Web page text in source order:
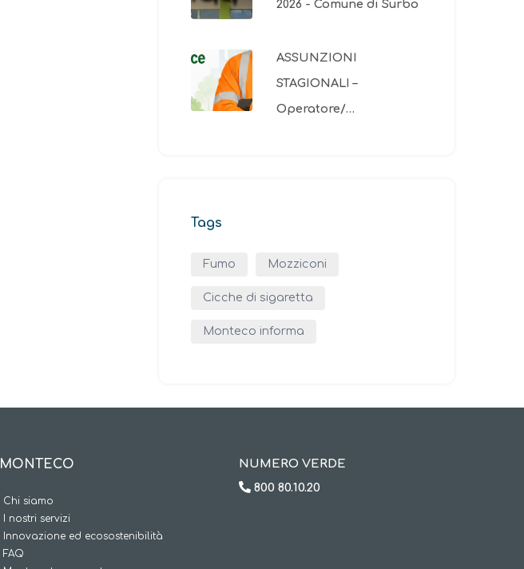
2026 - Comune di Surbo
ASSUNZIONI
STAGIONALI –
Operatore/…
Tags
Fumo Mozziconi
Cicche di sigaretta
Monteco informa
MONTECO
Chi siamo
I nostri servizi
Innovazione ed ecosostenibilità
FAQ
NUMERO VERDE
800 80.10.20